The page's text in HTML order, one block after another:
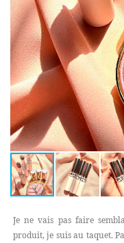
Je ne vais pas faire
produit, je suis au taquet.